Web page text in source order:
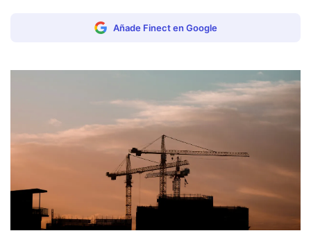
Añade Finect en Google